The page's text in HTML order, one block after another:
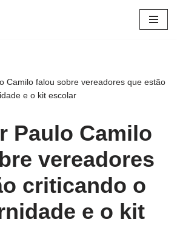
Camilo falou sobre vereadores que estão
e o kit escolar
Paulo Camilo
vereadores
criticando o
e o kit